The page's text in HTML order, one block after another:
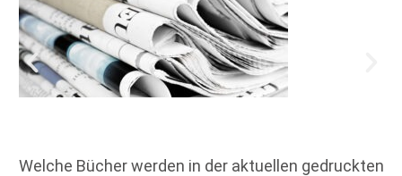
Welche Bücher werden in der aktuellen gedruckten